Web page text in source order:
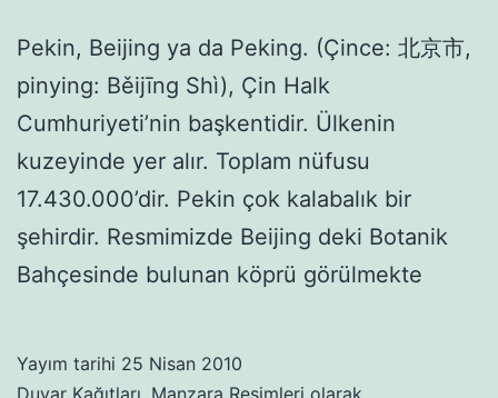
Pekin, Beijing ya da Peking. (Çince: 北京市,
pinying: Běijīng Shì), Çin Halk
Cumhuriyeti’nin başkentidir. Ülkenin
kuzeyinde yer alır. Toplam nüfusu
17.430.000’dir. Pekin çok kalabalık bir
şehirdir. Resmimizde Beijing deki Botanik
Bahçesinde bulunan köprü görülmekte
Yayım tarihi 25 Nisan 2010
Duvar Kağıtları, Manzara Resimleri olarak